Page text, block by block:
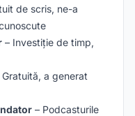
de scris, ne-a
– Investiție de timp,
Gratuită, a generat
– Podcasturile